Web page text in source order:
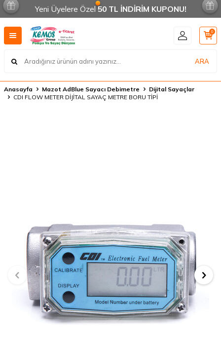
Yeni Üyelere Özel 50 TL İNDİRİM KUPONU!
ARA
0
Anasayfa Mazot AdBlue Sayacı Debimetre
Dijital Sayaçlar
CDI FLOW METER DİJİTAL SAYAÇ METRE BORU TİPİ